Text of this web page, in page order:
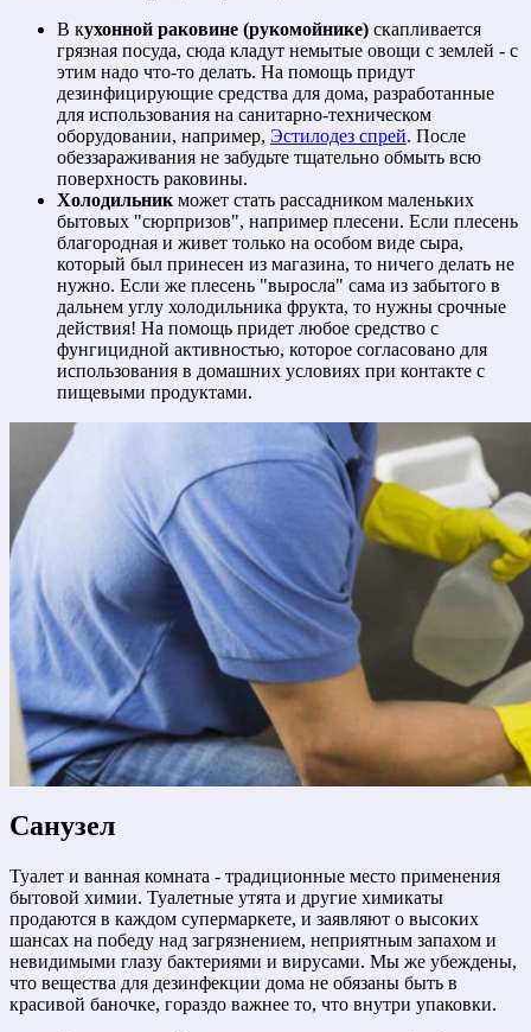
В кухонной раковине (рукомойнике) скапливается
грязная посуда, сюда кладут немытые овощи с землей - с
этим надо что-то делать. На помощь придут
дезинфицирующие средства для дома, разработанные
для использования на санитарно-техническом
оборудовании, например, Эстилодез спрей. После
обеззараживания не забудьте тщательно обмыть всю
поверхность раковины.
Холодильник может стать рассадником маленьких
бытовых "сюрпризов", например плесени. Если плесень
благородная и живет только на особом виде сыра,
который был принесен из магазина, то ничего делать не
нужно. Если же плесень "выросла" сама из забытого в
дальнем углу холодильника фрукта, то нужны срочные
действия! На помощь придет любое средство с
фунгицидной активностью, которое согласовано для
использования в домашних условиях при контакте с
пищевыми продуктами.
Санузел
Туалет и ванная комната - традиционные место применения
бытовой химии. Туалетные утята и другие химикаты
продаются в каждом супермаркете, и заявляют о высоких
шансах на победу над загрязнением, неприятным запахом и
невидимыми глазу бактериями и вирусами. Мы же убеждены,
что вещества для дезинфекции дома не обязаны быть в
красивой баночке, гораздо важнее то, что внутри упаковки.